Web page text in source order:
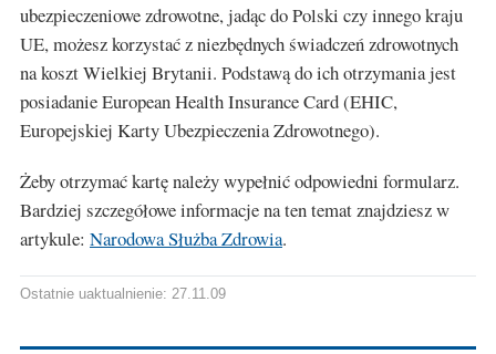
ubezpieczeniowe zdrowotne, jadąc do Polski czy innego kraju
UE, możesz korzystać z niezbędnych świadczeń zdrowotnych
na koszt Wielkiej Brytanii. Podstawą do ich otrzymania jest
posiadanie European Health Insurance Card (EHIC,
Europejskiej Karty Ubezpieczenia Zdrowotnego).
Żeby otrzymać kartę należy wypełnić odpowiedni formularz.
Bardziej szczegółowe informacje na ten temat znajdziesz w
artykule: Narodowa Służba Zdrowia.
Ostatnie uaktualnienie: 27.11.09